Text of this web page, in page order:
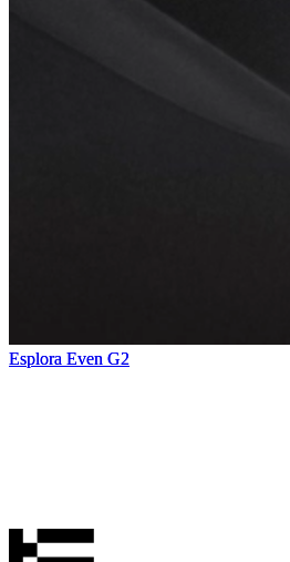
Esplora Even G2
Esplora Even G2